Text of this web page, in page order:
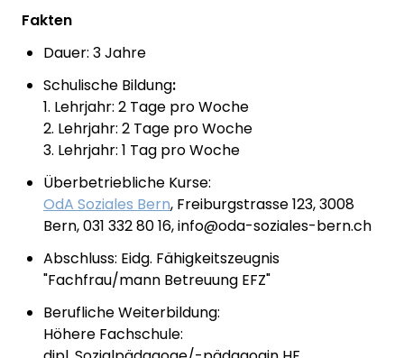
Fakten
Dauer: 3 Jahre
Schulische Bildung:
1. Lehrjahr: 2 Tage pro Woche
2. Lehrjahr: 2 Tage pro Woche
3. Lehrjahr: 1 Tag pro Woche
Überbetriebliche Kurse:
OdA Soziales Bern, Freiburgstrasse 123, 3008
Bern, 031 332 80 16, info@oda-soziales-bern.ch
Abschluss: Eidg. Fähigkeitszeugnis
"Fachfrau/mann Betreuung EFZ"
Berufliche Weiterbildung:
Höhere Fachschule: